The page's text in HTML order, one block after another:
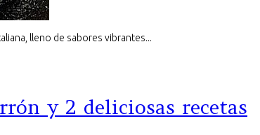
lleno de sabores vibrantes...
y 2 deliciosas recetas